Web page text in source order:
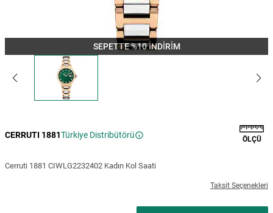
SEPETTE %10 İNDİRİM
CERRUTI 1881Türkiye Distribütörü ÖLÇÜ
Cerruti 1881 CIWLG2232402 Kadın Kol Saati
Taksit Seçenekleri